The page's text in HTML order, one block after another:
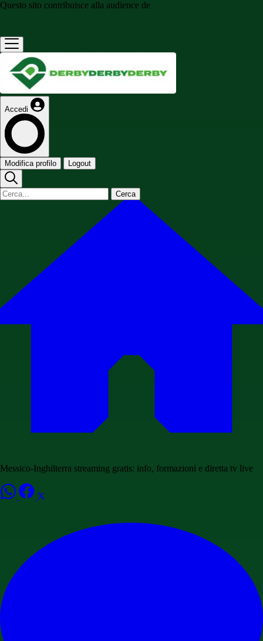
Questo sito contribuisce alla audience de
Accedi
Modifica profilo Logout
Cerca
Messico-Inghilterra streaming gratis: info, formazioni e diretta tv live